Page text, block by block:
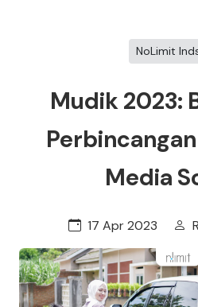
NoLimit
Mudik 2023:
Media
17 Apr 2023